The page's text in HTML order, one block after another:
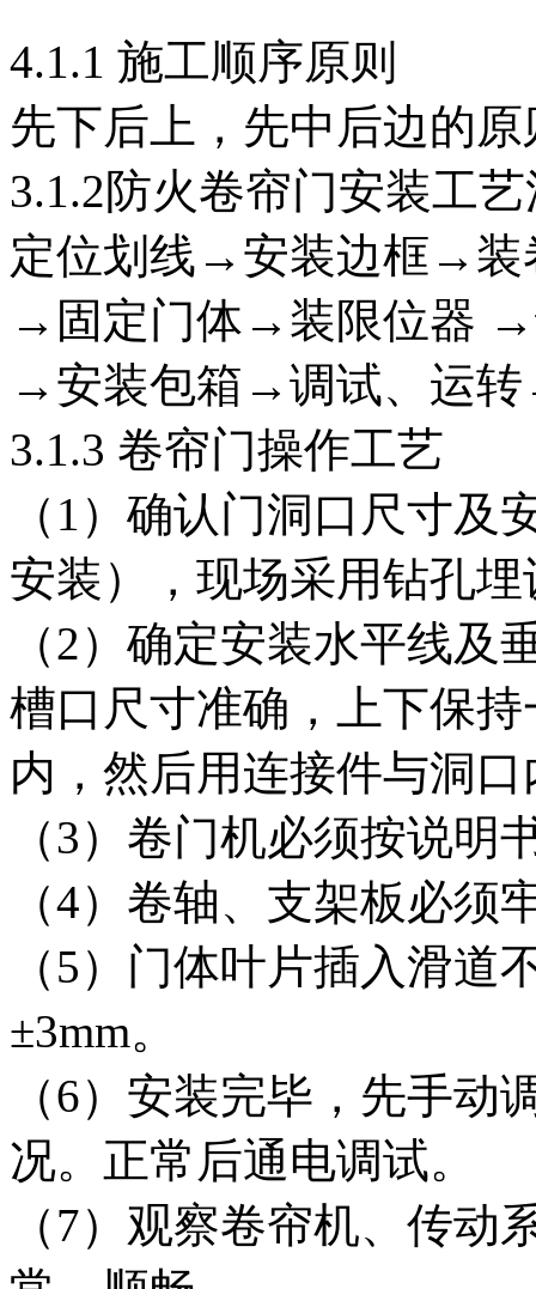
4.1.1 施工顺序原则
先下后上，先中后边的
3.1.2防火卷帘门安装工
定位划线→安装边框→
→固定门体→装限位器
→安装包箱→调试、运
3.1.3 卷帘门操作工艺
（1）确认门洞口尺寸
安装），现场采用钻孔
（2）确定安装水平线
槽口尺寸准确，上下保
内，然后用连接件与洞
（3）卷门机必须按说明
（4）卷轴、支架板必须
（5）门体叶片插入滑道
±3mm。
（6）安装完毕，先手
况。正常后通电调试。
（7）观察卷帘机、传